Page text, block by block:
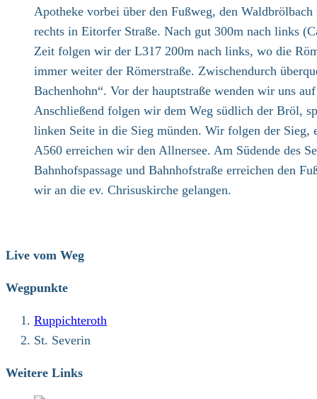
Apotheke vorbei über den Fußweg, den
rechts in Eitorfer Straße. Nach gut 300m nach links
Zeit folgen wir der L317 200m nach links, wo die
immer weiter der Römerstraße. Zwischendurch
Bachenhohn“. Vor der hauptstraße wenden wir uns
Anschließend folgen wir dem Weg südlich der Bröl,
linken Seite in die Sieg münden. Wir folgen der Sieg,
A560 erreichen wir den Allnersee. Am Südende des
Bahnhofspassage und Bahnhofstraße erreichen den
wir an die ev. Chrisuskirche gelangen.
Live vom Weg
Wegpunkte
Ruppichteroth
St. Severin
Weitere Links